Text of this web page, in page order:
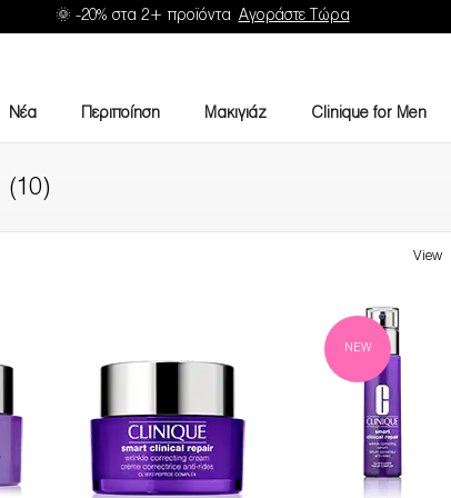
🌞 -20% στα 2+ προϊόντα Αγοράστε Τώρα
Νέα Περιποίηση Μακιγιάζ Clinique for Men
(10)
View
NEW